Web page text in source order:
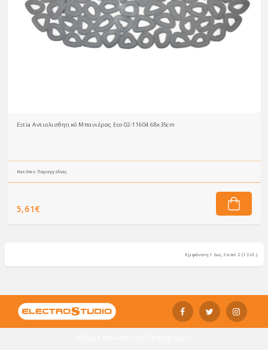
Estia Αντιολισθητικό Μπανιέρας Eco 02-11604 68x35cm
Κατόπιν Παραγγελίας
5,61€
Εμφάνιση 1 έως 2 από 2 (1 Σελ.)